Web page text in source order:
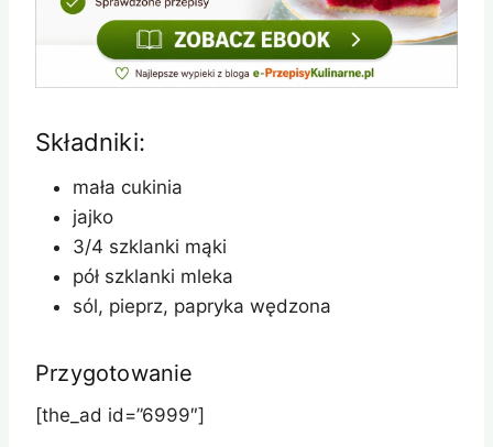
Składniki:
mała cukinia
jajko
3/4 szklanki mąki
pół szklanki mleka
sól, pieprz, papryka wędzona
Przygotowanie
[the_ad id=”6999″]